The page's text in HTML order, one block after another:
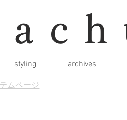
styling archives
ムページ